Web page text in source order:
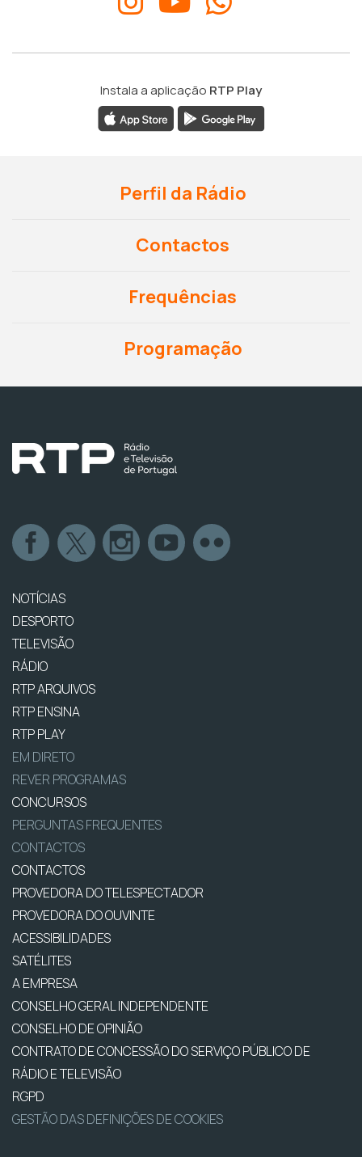
Instala a aplicação RTP Play
Perfil da Rádio
Contactos
Frequências
Programação
NOTÍCIAS
DESPORTO
TELEVISÃO
RÁDIO
RTP ARQUIVOS
RTP ENSINA
RTP PLAY
EM DIRETO
REVER PROGRAMAS
CONCURSOS
PERGUNTAS FREQUENTES
CONTACTOS
CONTACTOS
PROVEDORA DO TELESPECTADOR
PROVEDORA DO OUVINTE
ACESSIBILIDADES
SATÉLITES
A EMPRESA
CONSELHO GERAL INDEPENDENTE
CONSELHO DE OPINIÃO
CONTRATO DE CONCESSÃO DO SERVIÇO PÚBLICO DE
RÁDIO E TELEVISÃO
RGPD
GESTÃO DAS DEFINIÇÕES DE COOKIES